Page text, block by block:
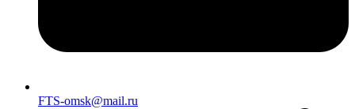
FTS-omsk@mail.ru